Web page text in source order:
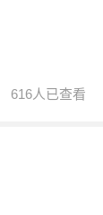
616人已查看